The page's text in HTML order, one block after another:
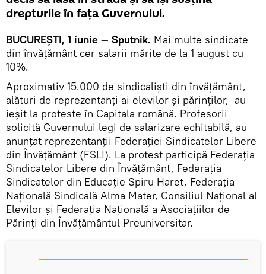
drepturile în faţa Guvernului.
BUCUREŞTI, 1 iunie — Sputnik. Mai multe sindicate
din învăţământ cer salarii mărite de la 1 august cu
10%.
Aproximativ 15.000 de sindicalişti din învăţământ,
alături de reprezentanţi ai elevilor şi părinţilor, au
ieșit la proteste în Capitala română. Profesorii
solicită Guvernului legi de salarizare echitabilă, au
anunțat reprezentanţii Federaţiei Sindicatelor Libere
din Învăţământ (FSLI). La protest participă Federaţia
Sindicatelor Libere din Învăţământ, Federaţia
Sindicatelor din Educaţie Spiru Haret, Federaţia
Naţională Sindicală Alma Mater, Consiliul Naţional al
Elevilor şi Federaţia Naţională a Asociaţiilor de
Părinţi din Învăţământul Preuniversitar.